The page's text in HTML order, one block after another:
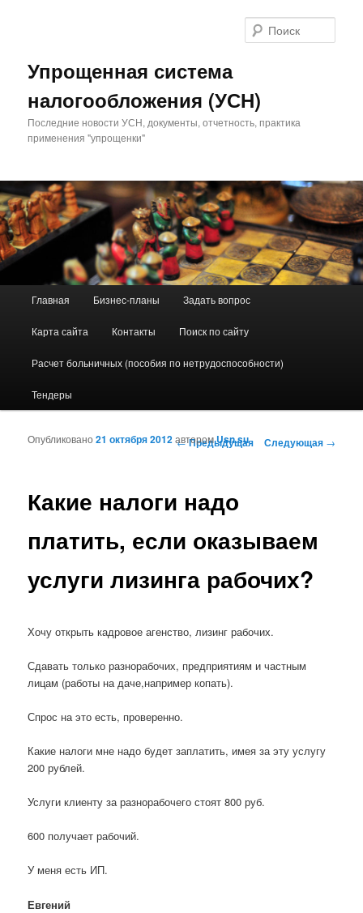
Упрощенная система
налогообложения (УСН)
Последние новости УСН, документы, отчетность, практика
применения "упрощенки"
Перейти к основному содержимому
Перейти к дополнительному содержимому
Главная Бизнес-планы Задать вопрос
Карта сайта Контакты Поиск по сайту
Расчет больничных (пособия по нетрудоспособности)
Тендеры
Навигация по записям
←Предыдущая Следующая →
Какие налоги надо
платить, если оказываем
услуги лизинга рабочих?
Опубликовано21 октября 2012авторомUsn.su
Хочу открыть кадровое агенство, лизинг рабочих.
Сдавать только разнорабочих, предприятиям и частным
лицам (работы на даче,например копать).
Спрос на это есть, проверенно.
Какие налоги мне надо будет заплатить, имея за эту услугу
200 рублей.
Услуги клиенту за разнорабочего стоят 800 руб.
600 получает рабочий.
У меня есть ИП.
Евгений